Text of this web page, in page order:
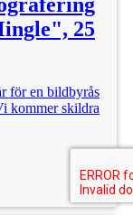
25
för en bildbyrås
kommer skildra